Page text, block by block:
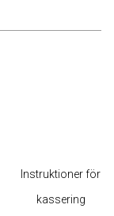
Instruktioner för
kassering